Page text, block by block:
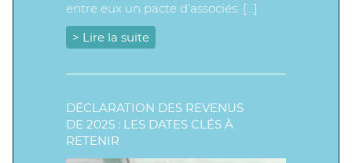
entre eux un pacte d’associés. […]
> Lire la suite
DÉCLARATION DES REVENUS
DE 2025 : LES DATES CLÉS À
RETENIR